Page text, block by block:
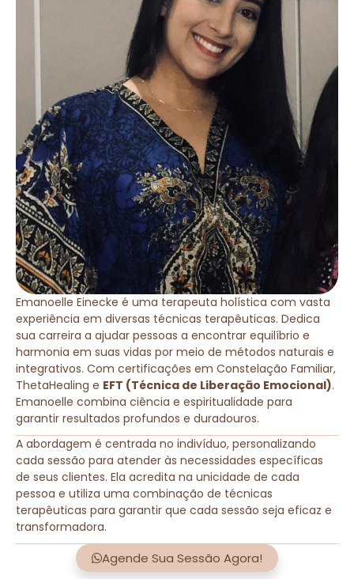
Emanoelle Einecke é uma terapeuta holística com vasta
experiência em diversas técnicas terapêuticas. Dedica
sua carreira a ajudar pessoas a encontrar equilíbrio e
harmonia em suas vidas por meio de métodos naturais e
integrativos. Com certificações em Constelação Familiar,
ThetaHealing e EFT (Técnica de Liberação Emocional).
Emanoelle combina ciência e espiritualidade para
garantir resultados profundos e duradouros.
A abordagem é centrada no indivíduo, personalizando
cada sessão para atender às necessidades específicas
de seus clientes. Ela acredita na unicidade de cada
pessoa e utiliza uma combinação de técnicas
terapêuticas para garantir que cada sessão seja eficaz e
transformadora.
Agende Sua Sessão Agora!